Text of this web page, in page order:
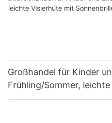
Großhandel für Kinder
Frühling/Sommer,
Sonnenbrille